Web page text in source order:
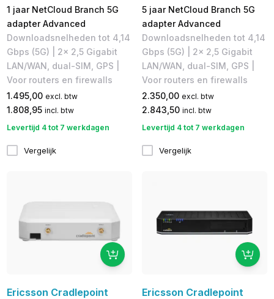
1 jaar NetCloud Branch 5G
adapter Advanced
Downloadsnelheden tot 4,14
Gbps (5G) | 2x 2,5 Gigabit
LAN/WAN, dual-SIM, GPS |
Voor routers en firewalls
1.495,00 excl. btw
1.808,95 incl. btw
Levertijd 4 tot 7 werkdagen
Vergelijk
5 jaar NetCloud Branch 5G
adapter Advanced
Downloadsnelheden tot 4,14
Gbps (5G) | 2x 2,5 Gigabit
LAN/WAN, dual-SIM, GPS |
Voor routers en firewalls
2.350,00 excl. btw
2.843,50 incl. btw
Levertijd 4 tot 7 werkdagen
Vergelijk
Ericsson Cradlepoint
Ericsson Cradlepoint